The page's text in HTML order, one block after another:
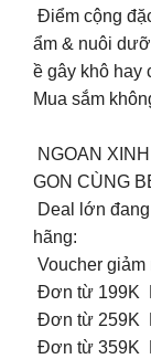
Điểm cộng
ẩm & nuôi
ề gây khô hay
Mua sắm
NGOAN
GON CÙNG
Deal lớn
hãng:
Voucher
Đơn từ 199K
Đơn từ 259K
Đơn từ 359K